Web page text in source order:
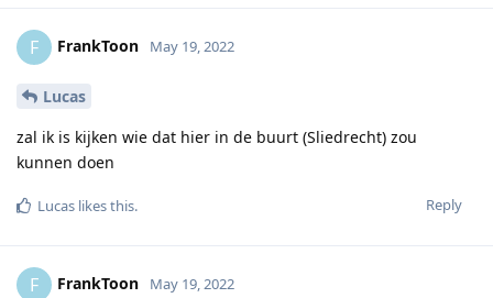
F FrankToon May 19, 2022
Lucas
zal ik is kijken wie dat hier in de buurt (Sliedrecht) zou
kunnen doen
Reply
Lucas likes this.
F FrankToon May 19, 2022